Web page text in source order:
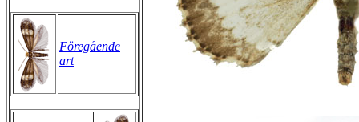
Föregående
art